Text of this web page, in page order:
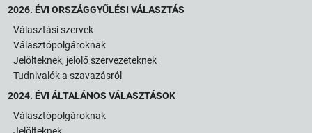
2026. ÉVI ORSZÁGGYŰLÉSI VÁLASZTÁS
Választási szervek
Választópolgároknak
Jelölteknek, jelölő szervezeteknek
Tudnivalók a szavazásról
2024. ÉVI ÁLTALÁNOS VÁLASZTÁSOK
Választópolgároknak